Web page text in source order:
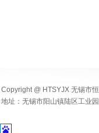
Copyright @ HTSYJX 无锡市
地址：无锡市阳山镇陆区工业